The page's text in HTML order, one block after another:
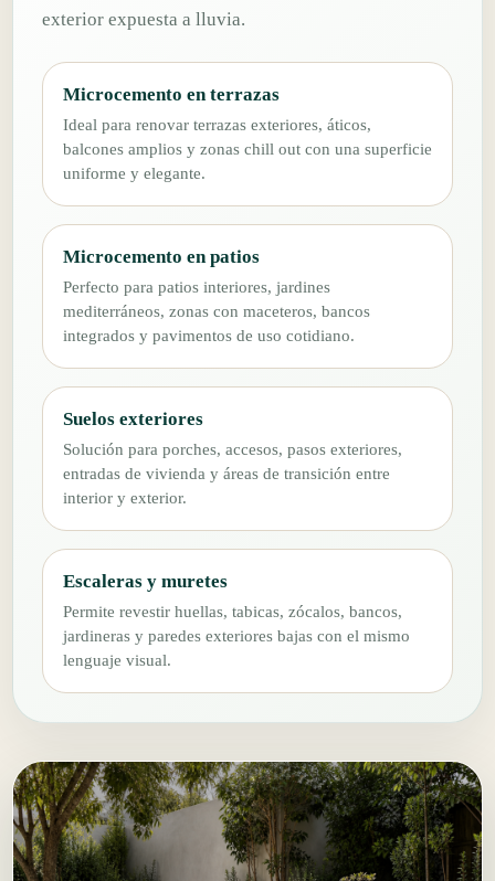
exterior expuesta a lluvia.
Microcemento en terrazas
Ideal para renovar terrazas exteriores, áticos,
balcones amplios y zonas chill out con una superficie
uniforme y elegante.
Microcemento en patios
Perfecto para patios interiores, jardines
mediterráneos, zonas con maceteros, bancos
integrados y pavimentos de uso cotidiano.
Suelos exteriores
Solución para porches, accesos, pasos exteriores,
entradas de vivienda y áreas de transición entre
interior y exterior.
Escaleras y muretes
Permite revestir huellas, tabicas, zócalos, bancos,
jardineras y paredes exteriores bajas con el mismo
lenguaje visual.